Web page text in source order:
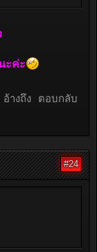
ะค่ะ
อ้างถึง ตอบกลับ
#24